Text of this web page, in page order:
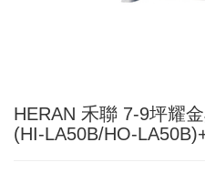
HERAN 禾聯 7-9坪耀
(HI-LA50B/HO-